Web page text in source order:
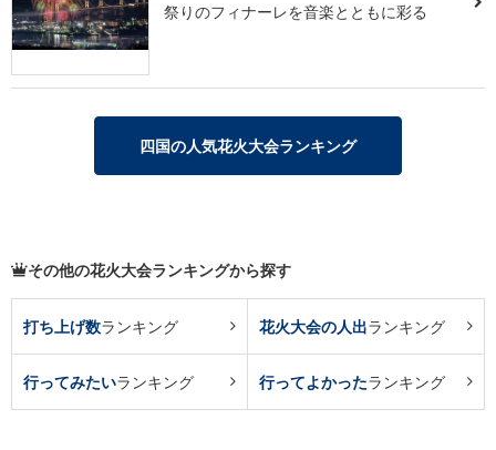
祭りのフィナーレを音楽とともに彩る
四国の人気花火大会ランキング
その他の花火大会ランキングから探す
打ち上げ数ランキング 花火大会の人出ランキング
行ってみたいランキング 行ってよかったランキング